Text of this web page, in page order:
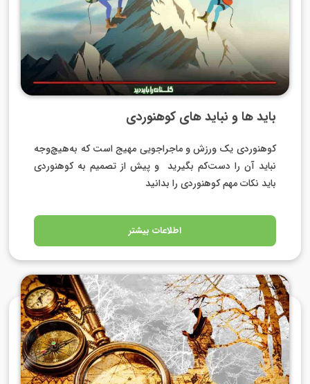
باید ها و نباید های کوهنوردی
کوهنوردی یک ورزش و ماجراجویی مهیج است که به‌هیچ‌وجه
نباید آن را دست‌کم بگیرید و پیش از تصمیم به کوهنوردی
باید نکات مهم کوهنوردی را بدانید
اطلاعات بیشتر